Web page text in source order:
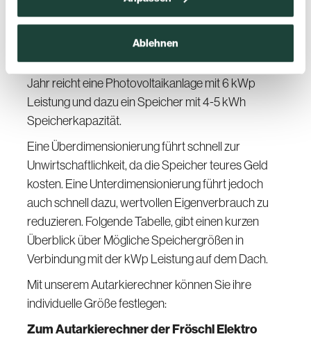
Ablehnen
zwischen 60-80 % der KWp Leistung in kWh.
Für eine Familie mit einem
Stromverbrauch von 4.000 Kilowattstunden im
Jahr reicht eine Pho­to­vol­ta­ik­an­la­ge mit 6 kWp
Leistung und dazu ein Speicher mit 4-5 kWh
Speicherkapazität.
Eine Überdimensionierung führt schnell zur
Unwirtschaftlichkeit, da die Speicher teures Geld
kosten. Eine Unterdimensionierung führt jedoch
auch schnell dazu, wertvollen Eigenverbrauch zu
reduzieren. Folgende Tabelle, gibt einen kurzen
Überblick über Mögliche Speichergrößen in
Verbindung mit der kWp Leistung auf dem Dach.
Mit unserem Autarkierechner können Sie ihre
individuelle Größe festlegen:
Zum Autarkierechner der Fröschl Elektro